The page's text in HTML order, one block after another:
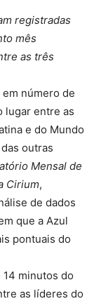
registradas
mês
as três
número de
lugar entre as
e do Mundo
outras
Mensal de
Cirium,
de dados
que a Azul
pontuais do
14 minutos do
as líderes do